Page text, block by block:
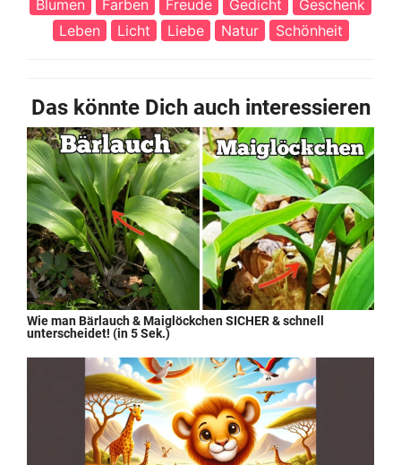
Blumen Farben Freude Gedicht
Geschenk
Leben
Licht Liebe Natur Schönheit
Das könnte Dich auch interessieren
Wie man Bärlauch & Maiglöckchen SICHER & schnell
unterscheidet! (in 5 Sek.)